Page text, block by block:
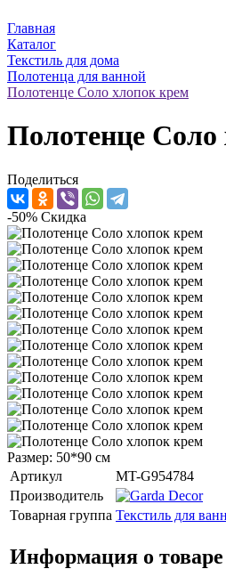
Главная
Каталог
Текстиль для дома
Полотенца для ванной
Полотенце Соло хлопок крем
Полотенце Соло
Поделиться
-50% Скидка
Размер: 50*90 см
Артикул
MT-G954784
Производитель
Товарная группа Текстиль для
Информация о товаре